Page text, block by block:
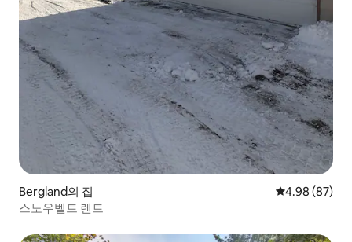
Bergland의 집 평점 4.98점(5
4.98 (87)
스노우벨트 렌트